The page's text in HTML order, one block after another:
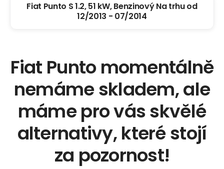
Fiat Punto S 1.2, 51 kW, Benzinový Na trhu od
12/2013 - 07/2014
Fiat Punto momentálně
nemáme skladem, ale
máme pro vás skvělé
alternativy, které stojí
za pozornost!